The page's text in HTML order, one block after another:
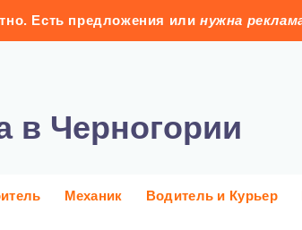
Есть предложения или нужна
в Черногории
Механик Водитель и Курьер